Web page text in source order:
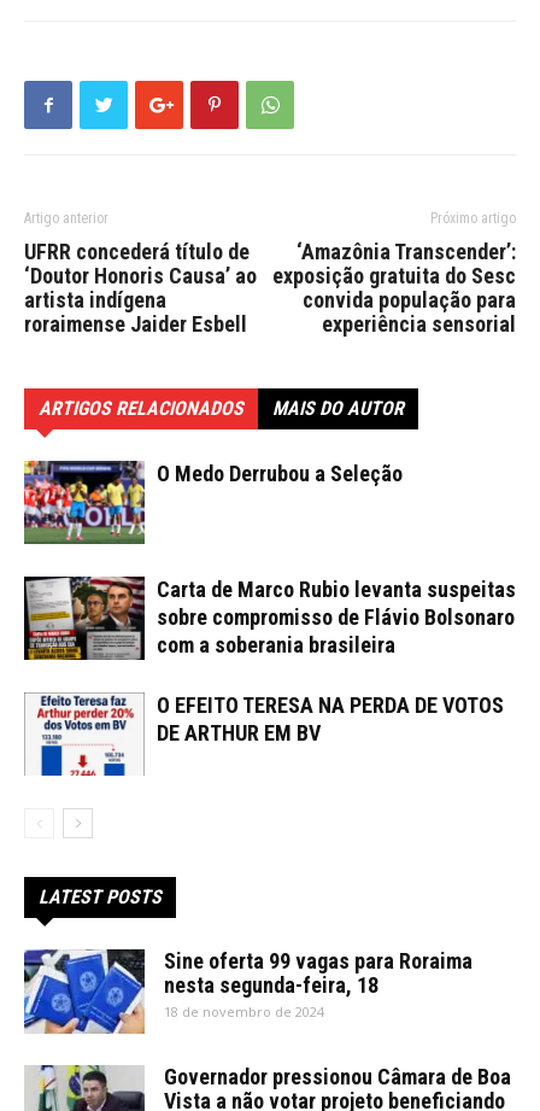
Artigo anterior
UFRR concederá título de
‘Doutor Honoris Causa’ ao
artista indígena
roraimense Jaider Esbell
Próximo artigo
‘Amazônia Transcender’:
exposição gratuita do Sesc
convida população para
experiência sensorial
ARTIGOS RELACIONADOS MAIS DO AUTOR
O Medo Derrubou a Seleção
Carta de Marco Rubio levanta suspeitas
sobre compromisso de Flávio Bolsonaro
com a soberania brasileira
O EFEITO TERESA NA PERDA DE VOTOS
DE ARTHUR EM BV
LATEST POSTS
Sine oferta 99 vagas para Roraima
nesta segunda-feira, 18
18 de novembro de 2024
Governador pressionou Câmara de Boa
Vista a não votar projeto beneficiando